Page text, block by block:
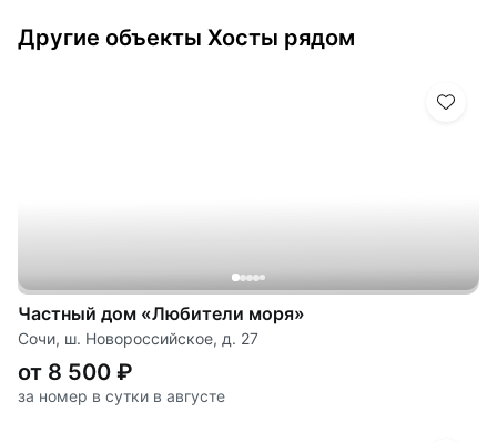
Другие объекты Хосты рядом
Частный дом «Любители моря»
Сочи, ш. Новороссийское, д. 27
от 8 500 ₽
за номер в сутки в августе